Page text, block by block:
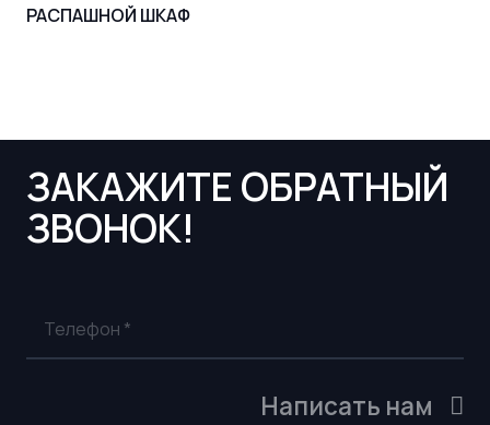
РАСПАШНОЙ ШКАФ
ЗАКАЖИТЕ ОБРАТНЫЙ
ЗВОНОК!
Написать нам